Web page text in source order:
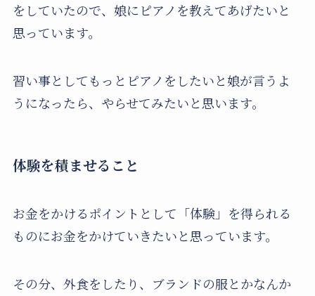
をしていたので、娘にピアノを教えてあげたいと
思っています。
習い事としてもっとピアノをしたいと娘が言うよ
うになったら、やらせてみたいと思います。
体験を積ませること
お金をかけるポイントとして「体験」を得られる
ものにお金をかけていきたいと思っています。
その分、外食をしたり、ブランドの服とかなんか